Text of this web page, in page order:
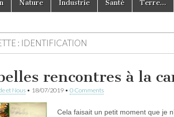
Nature Industrie Santé Terre…
: IDENTIFICATION
rencontres à la
et Nous • 18/07/2019 • 0 Comments
Cela faisait un petit moment que je